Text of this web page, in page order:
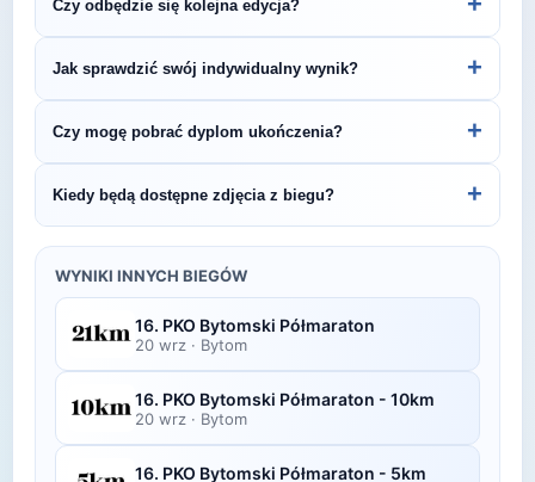
stronie internetowej lub na platformach takich jak
LiveTracking, RunnerSpace czy MarathonSport.
Czy odbędzie się kolejna edycja?
Śledź stronę organizatora lub ZawodyBiegowe.pl,
by być na bieżąco z datą kolejnej edycji WILD RUN
– BIEG PO ZOO 5K.
Jak sprawdzić swój indywidualny wynik? +
organizatora lub platformie pomiarowej podanej na
bibie startowym. Wyniki zawierają czas brutto i
netto, a często też pozycję wśród wszystkich
uczestników i w kategorii wiekowej.
Czy mogę pobrać dyplom ukończenia? +
elektroniczne dyplomy do pobrania ze strony
organizatora po opublikowaniu oficjalnych
Kiedy będą dostępne zdjęcia z biegu? +
w ciągu kilku dni po zawodach na swojej stronie
lub fanpage'u na Facebooku.
WYNIKI INNYCH BIEGÓW
16. PKO Bytomski Półmaraton
20 wrz · Bytom
16. PKO Bytomski Półmaraton - 10km
20 wrz · Bytom
16. PKO Bytomski Półmaraton - 5km